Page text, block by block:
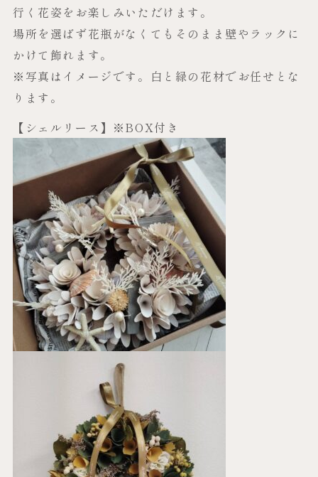
行く花姿をお楽しみいただけます。
場所を選ばず花瓶がなくてもそのまま壁やラックに
かけて飾れます。
※写真はイメージです。白と緑の花材でお任せとな
ります。
【シェルリース】※BOX付き